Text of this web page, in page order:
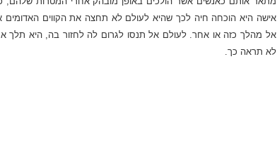
אישה היא הוכחה חיה לכך שהיא לעולם לא תחצה את הקווים
אל מהלך כזה או אחר. לעולם אל תנסו לגרום לה לחזור בה, היא
לא תראה כך.